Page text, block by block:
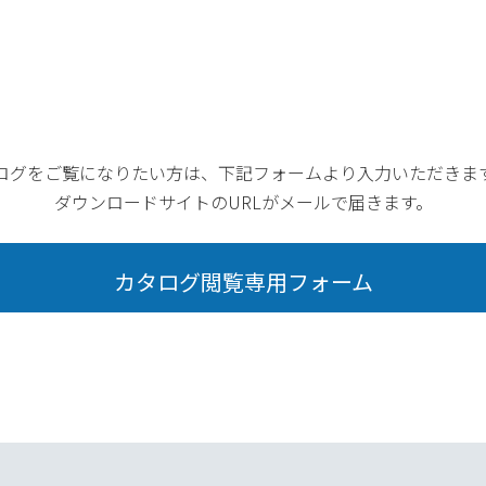
グをご覧になりたい方は、 下記フォームより入力いただきま
ダウンロードサイトのURLがメールで届きます。
カタログ閲覧専用フォーム